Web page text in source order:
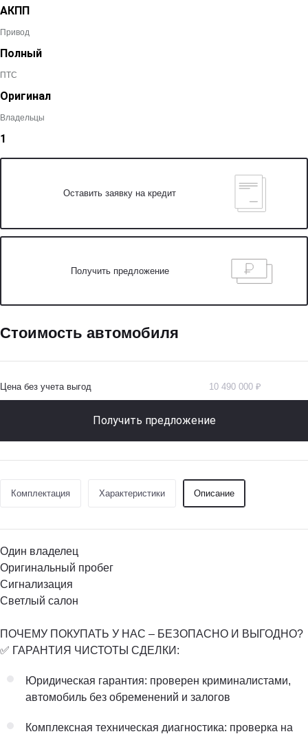
АКПП
Привод
Полный
ПТС
Оригинал
Владельцы
1
Оставить заявку на кредит
Получить предложение
Стоимость автомобиля
Цена без учета выгод 10 490 000 ₽
Получить предложение
Комплектация Характеристики Описание
Один владелец
Оригинальный пробег
Сигнализация
Светлый салон
ПОЧЕМУ ПОКУПАТЬ У НАС – БЕЗОПАСНО И ВЫГОДНО?
✅ ГАРАНТИЯ ЧИСТОТЫ СДЕЛКИ:
Юридическая гарантия: проверен криминалистами,
автомобиль без обременений и залогов
Комплексная техническая диагностика: проверка на